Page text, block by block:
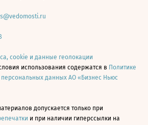
cookie и данные геолокации
использования содержатся в Политике
данных АО «Бизнес Ньюс
допускается только при
и при наличии гиперссылки на